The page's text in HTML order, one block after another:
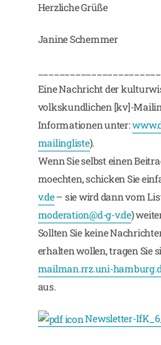
Herzliche Grüße
Janine Schemmer
Eine Nachricht der
volkskundlichen [kv]-
Informationen unter:
mailingliste).
Wenn Sie selbst einen
moechten, schicken Sie
v.de– sie wird dann vom
moderation@d-g-v.de)
Sollten Sie keine
erhalten wollen, tragen Sie
mailman.rrz.uni-
aus.
Newsletter-